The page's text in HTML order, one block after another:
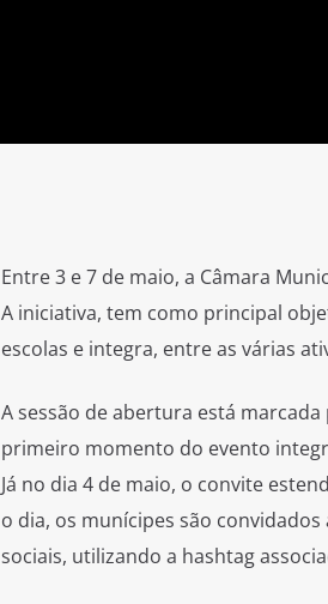
Entre 3 e 7 de maio, a Câmara
A iniciativa, tem como principal
escolas e integra, entre as várias
A sessão de abertura está
primeiro momento do evento
Já no dia 4 de maio, o convite
o dia, os munícipes são
sociais, utilizando a hashtag